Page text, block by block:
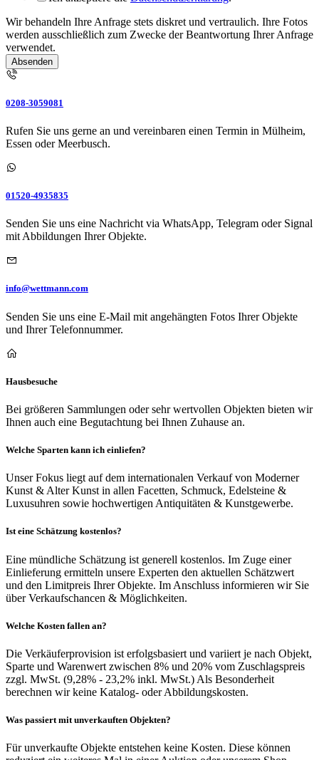
Wir behandeln Ihre Anfrage stets diskret und vertraulich. Ihre Fotos
werden ausschließlich zum Zwecke der Beantwortung Ihrer Anfrage
verwendet.
Absenden
0208-3059081
Rufen Sie uns gerne an und vereinbaren einen Termin in Mülheim,
Essen oder Meerbusch.
01520-4935835
Senden Sie uns eine Nachricht via WhatsApp, Telegram oder Signal
mit Abbildungen Ihrer Objekte.
info@wettmann.com
Senden Sie uns eine E-Mail mit angehängten Fotos Ihrer Objekte
und Ihrer Telefonnummer.
Hausbesuche
Bei größeren Sammlungen oder sehr wertvollen Objekten bieten wir
Ihnen auch eine Begutachtung bei Ihnen Zuhause an.
Welche Sparten kann ich einliefen?
Unser Fokus liegt auf dem internationalen Verkauf von Moderner
Kunst & Alter Kunst in allen Facetten, Schmuck, Edelsteine &
Luxusuhren sowie hochwertigen Antiquitäten & Kunstgewerbe.
Ist eine Schätzung kostenlos?
Eine mündliche Schätzung ist generell kostenlos. Im Zuge einer
Einlieferung ermitteln unsere Experten den aktuellen Schätzwert
und den Limitpreis Ihrer Objekte. Im Anschluss informieren wir Sie
über Verkaufschancen & Möglichkeiten.
Welche Kosten fallen an?
Die Verkäuferprovision ist erfolgsbasiert und variiert je nach Objekt,
Sparte und Warenwert zwischen 8% und 20% vom Zuschlagspreis
zzgl. MwSt. (9,28% - 23,2% inkl. MwSt.) Als Besonderheit
berechnen wir keine Katalog- oder Abbildungskosten.
Was passiert mit unverkauften Objekten?
Für unverkaufte Objekte entstehen keine Kosten. Diese können